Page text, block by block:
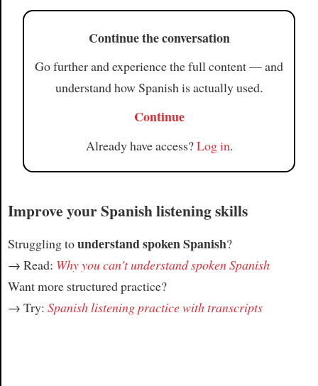
Continue the conversation
Go further and experience the full content — and
understand how Spanish is actually used.
Continue
Already have access?Log in.
Improve your Spanish listening skills
Struggling tounderstand spoken Spanish?
→ Read: Why you can't understand spoken Spanish
Want more structured practice?
→ Try: Spanish listening practice with transcripts